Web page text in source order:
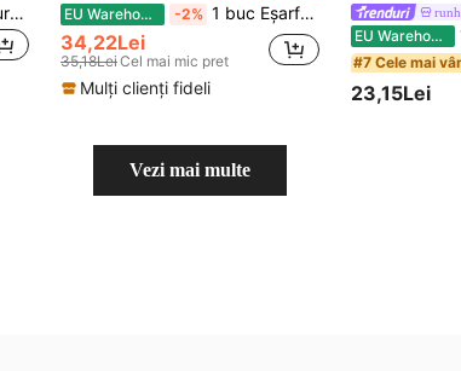
1 buc. eșarfă triunghiulară ajurată, stil boem, croșetat, ușoară, decorată cu detalii din dantelă florală, pentru vacanța de vară EU Warehouse -2% 1 buc Eșarfă din șifon imprimat pentru femei, șal ușor pentru protecție solară, plajă, activități în aer liber, decor casual ca bandă de păr, cravată de păr, accesoriu versatil
34,22Lei
35,18LeiCel mai mic pret
Mulți clienți fideli
EU Warehouse
#7 Cele mai
23,15Lei
Vezi mai multe